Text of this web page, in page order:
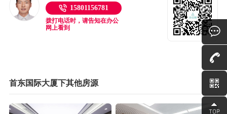
15801156781
拨打电话时，请告知在办公
网上看到
首东国际大厦下其他房源